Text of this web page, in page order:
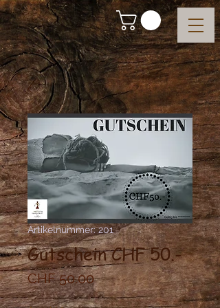
Artikelnummer: 201
Gutschein CHF 50.-
CHF 50.00Preis